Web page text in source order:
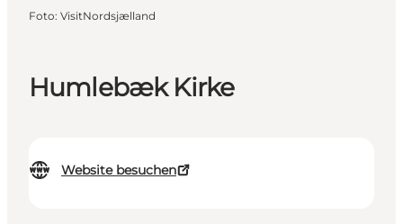
Humlebæk Kirke
Website besuchen
Foto: VisitNordsjælland